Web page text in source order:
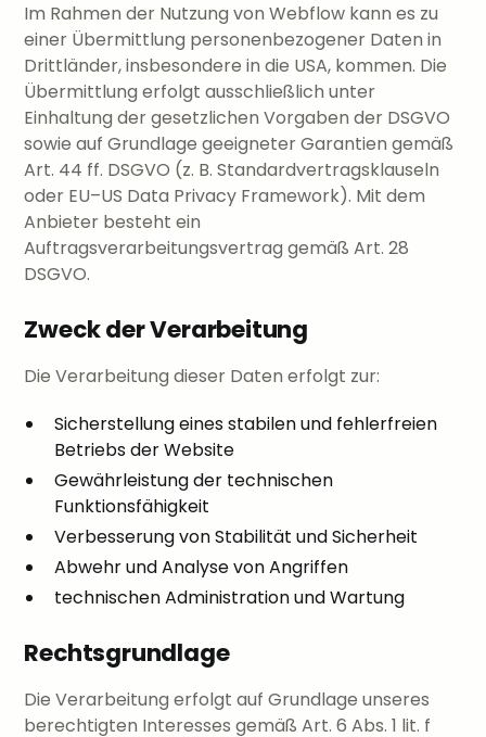
Im Rahmen der Nutzung von Webflow kann es zu
einer Übermittlung personenbezogener Daten in
Drittländer, insbesondere in die USA, kommen. Die
Übermittlung erfolgt ausschließlich unter
Einhaltung der gesetzlichen Vorgaben der DSGVO
sowie auf Grundlage geeigneter Garantien gemäß
Art. 44 ff. DSGVO (z. B. Standardvertragsklauseln
oder EU–US Data Privacy Framework). Mit dem
Anbieter besteht ein
Auftragsverarbeitungsvertrag gemäß Art. 28
DSGVO.
Zweck der Verarbeitung
Die Verarbeitung dieser Daten erfolgt zur:
Sicherstellung eines stabilen und fehlerfreien
Betriebs der Website
Gewährleistung der technischen
Funktionsfähigkeit
Verbesserung von Stabilität und Sicherheit
Abwehr und Analyse von Angriffen
technischen Administration und Wartung
Rechtsgrundlage
Die Verarbeitung erfolgt auf Grundlage unseres
berechtigten Interesses gemäß Art. 6 Abs. 1 lit. f